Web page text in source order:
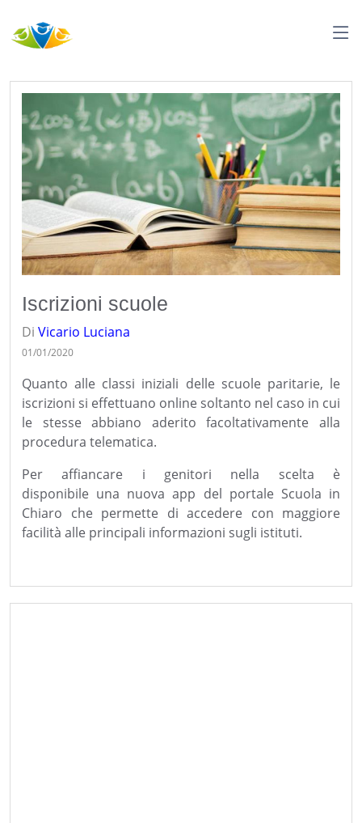
Iscrizioni scuole
Di Vicario Luciana
01/01/2020
Quanto alle classi iniziali delle scuole paritarie, le
iscrizioni si effettuano online soltanto nel caso in cui
le stesse abbiano aderito facoltativamente alla
procedura telematica.
Per affiancare i genitori nella scelta è
disponibile una nuova app del portale Scuola in
Chiaro che permette di accedere con maggiore
facilità alle principali informazioni sugli istituti.